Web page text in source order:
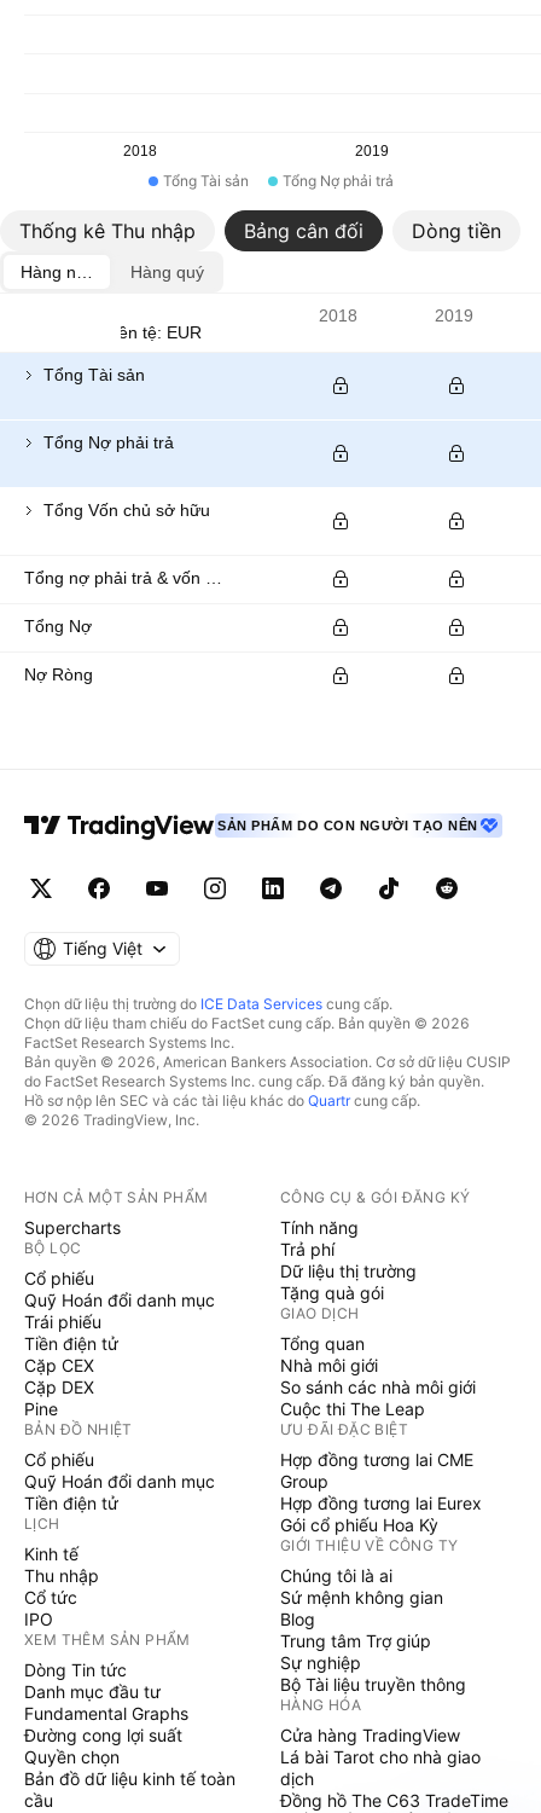
2018 2019
Tổng Tài sản Tổng Nợ phải trả
Thống kê Thu nhập Bảng cân đối Dòng tiền
Hàng năm Hàng quý
Đơn vị tiền tệ: EUR
2018 2019
Tổng Tài sản
Tổng Nợ phải trả
Tổng Vốn chủ sở hữu
Tổng Nợ
Nợ Ròng
SẢN PHẨM DO CON NGƯỜI TẠO NÊN
Tiếng Việt
Chọn dữ liệu thị trường do ICE Data Services cung cấp.
Chọn dữ liệu tham chiếu do FactSet cung cấp. Bản quyền © 2026
FactSet Research Systems Inc.
Bản quyền © 2026, American Bankers Association. Cơ sở dữ liệu CUSIP
do FactSet Research Systems Inc. cung cấp. Đã đăng ký bản quyền.
Hồ sơ nộp lên SEC và các tài liệu khác do Quartrcung cấp.
© 2026 TradingView, Inc.
HƠN CẢ MỘT SẢN PHẨM
Supercharts
BỘ LỌC
Cổ phiếu
Quỹ Hoán đổi danh mục
Trái phiếu
Tiền điện tử
Cặp CEX
Cặp DEX
Pine
BẢN ĐỒ NHIỆT
Cổ phiếu
Quỹ Hoán đổi danh mục
Tiền điện tử
LỊCH
Kinh tế
Thu nhập
Cổ tức
IPO
XEM THÊM SẢN PHẨM
Dòng Tin tức
Danh mục đầu tư
Fundamental Graphs
Đường cong lợi suất
Quyền chọn
Bản đồ dữ liệu kinh tế toàn
cầu
CÔNG CỤ & GÓI ĐĂNG KÝ
Tính năng
Trả phí
Dữ liệu thị trường
Tặng quà gói
GIAO DỊCH
Tổng quan
Nhà môi giới
So sánh các nhà môi giới
Cuộc thi The Leap
ƯU ĐÃI ĐẶC BIỆT
Hợp đồng tương lai CME
Group
Hợp đồng tương lai Eurex
Gói cổ phiếu Hoa Kỳ
GIỚI THIỆU VỀ CÔNG TY
Chúng tôi là ai
Sứ mệnh không gian
Blog
Trung tâm Trợ giúp
Sự nghiệp
Bộ Tài liệu truyền thông
HÀNG HÓA
Cửa hàng TradingView
Lá bài Tarot cho nhà giao
dịch
Đồng hồ The C63 TradeTime